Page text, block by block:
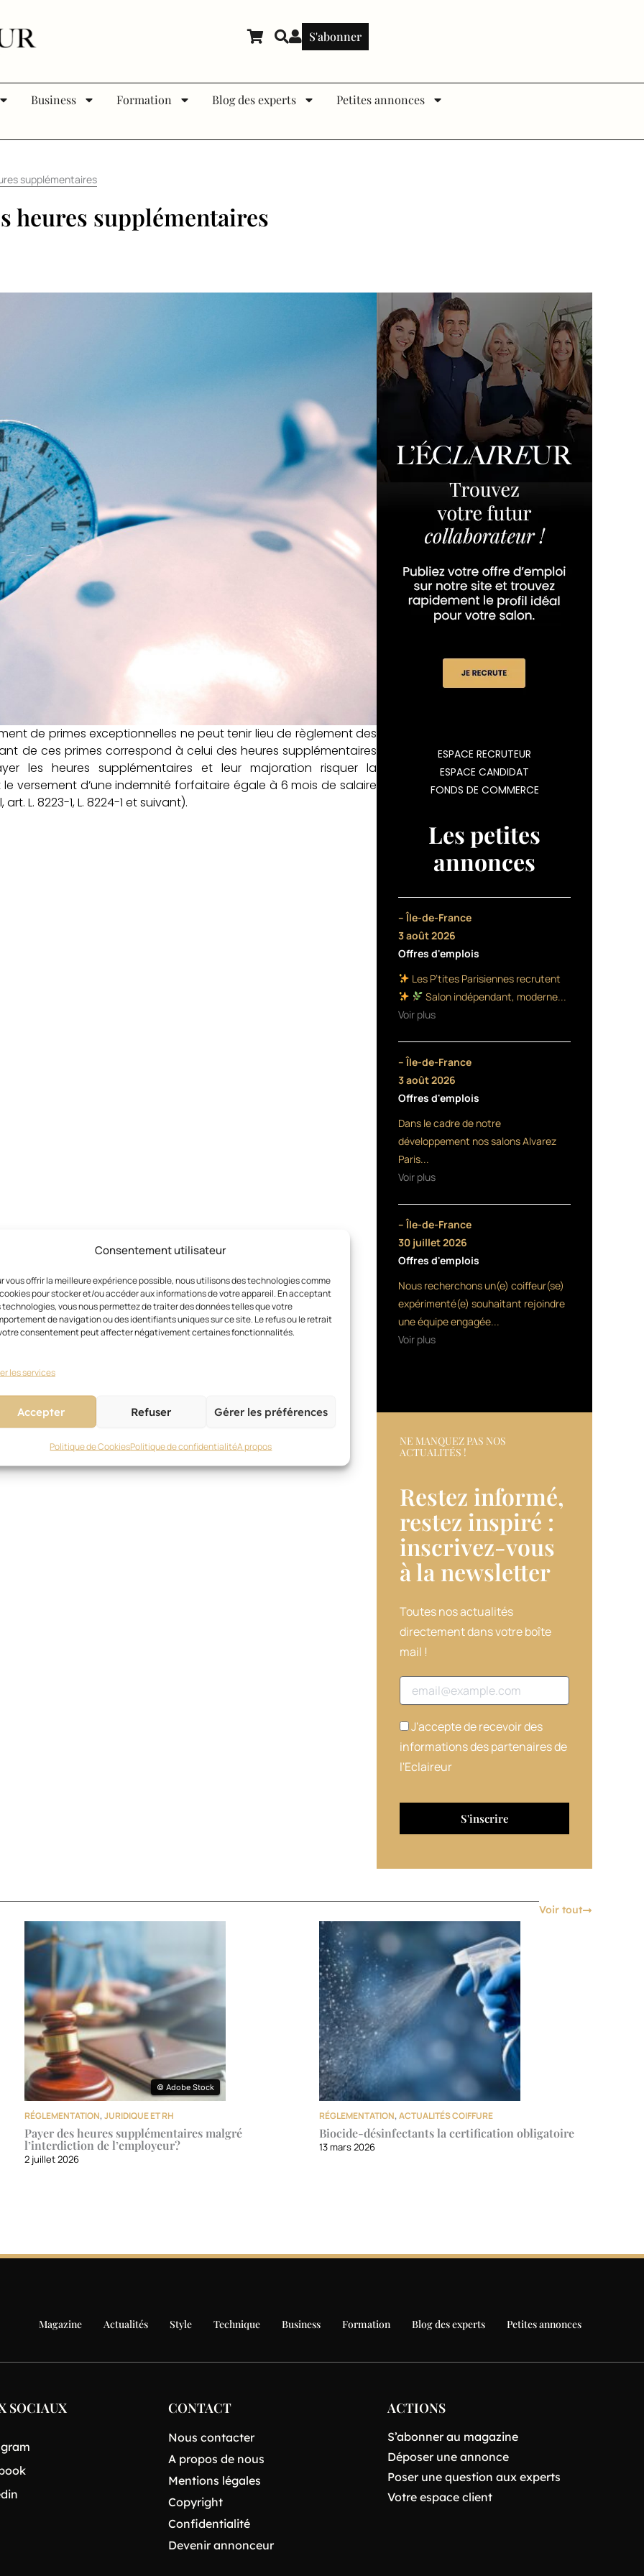
Consentement utilisateur
vous offrir la meilleure expérience possible, nous utilisons des technologies comme
pour stocker et/ou accéder aux informations de votre appareil. En acceptant
technologies, vous nous permettez de traiter des données telles que votre
de navigation ou des identifiants uniques sur ce site. Le refus ou le retrait
consentement peut affecter négativement certaines fonctionnalités.
les services
Accepter Refuser Gérer les préférences
Politique de CookiesPolitique de confidentialitéA propos
S'abonner
Business Formation Blog des experts Petites annonces
supplémentaires
heures supplémentaires
de primes exceptionnelles ne peut tenir lieu de règlement des
de ces primes correspond à celui des heures supplémentaires
les heures supplémentaires et leur majoration risquer la
versement d’une indemnité forfaitaire égale à 6 mois de salaire
L. 8223-1, L. 8224-1 et suivant).
ESPACE RECRUTEUR
ESPACE CANDIDAT
FONDS DE COMMERCE
Les petites
annonces
– Île-de-France
3 août 2026
Offres d'emplois
Les P’tites Parisiennes recrutent
Salon indépendant, moderne...
Voir plus
– Île-de-France
3 août 2026
Offres d'emplois
Dans le cadre de notre
développement nos salons Alvarez
Paris...
Voir plus
– Île-de-France
30 juillet 2026
Offres d'emplois
Nous recherchons un(e) coiffeur(se)
expérimenté(e) souhaitant rejoindre
une équipe engagée...
Voir plus
NE MANQUEZ PAS NOS
ACTUALITÉS !
Restez informé,
restez inspiré :
inscrivez-vous
à la newsletter​
Toutes nos actualités
directement dans votre boîte
mail !
Adresse email
J'accepte de recevoir des
informations des partenaires de
l'Eclaireur
Voir tout
© Adobe Stock
© Adobe Stock
RÉGLEMENTATION,JURIDIQUE ET RH
Payer des heures supplémentaires malgré
l’interdiction de l’employeur?
2 juillet 2026
RÉGLEMENTATION,ACTUALITÉS COIFFURE
Biocide-désinfectants la certification obligatoire
13 mars 2026
Magazine Actualités Style Technique Business Formation Blog des experts Petites annonces
SOCIAUX CONTACT
Nous contacter
A propos de nous
Mentions légales
Copyright
Confidentialité
Devenir annonceur
ACTIONS
S’abonner au magazine
Déposer une annonce
Poser une question aux experts
Votre espace client